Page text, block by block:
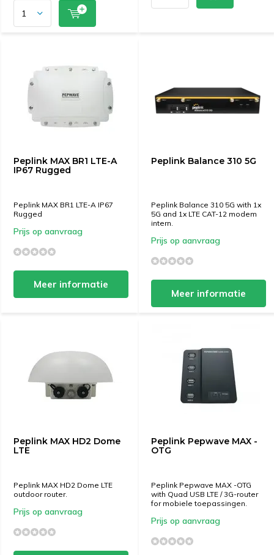
Peplink MAX BR1 LTE-A
IP67 Rugged
Peplink MAX BR1 LTE-A IP67
Rugged
Prijs op aanvraag
Meer informatie
Peplink Balance 310 5G
Peplink Balance 310 5G with 1x
5G and 1x LTE CAT-12 modem
intern.
Prijs op aanvraag
Meer informatie
Peplink MAX HD2 Dome
LTE
Peplink MAX HD2 Dome LTE
outdoor router.
Prijs op aanvraag
Peplink Pepwave MAX -
OTG
Peplink Pepwave MAX -OTG
with Quad USB LTE / 3G-router
for mobiele toepassingen.
Prijs op aanvraag